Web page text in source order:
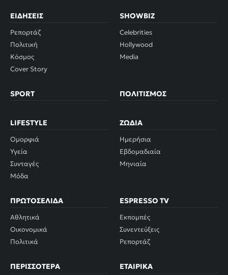
ΕΙΔΉΣΕΙΣ
Ρεπορτάζ
Πολιτική
Κόσμος
Cover Story
SHOWBIZ
Celebrities
Hollywood
Media
SPORT ΠΟΛΙΤΙΣΜΌΣ
LIFESTYLE
Ομορφιά
Υγεία
Συνταγές
Μόδα
ΖΏΔΙΑ
Ημερήσια
Εβδομαδιαία
Μηνιαία
ΠΡΩΤΟΣΈΛΙΔΑ
Αθλητικά
Οικονομικά
Πολιτικά
ESPRESSO TV
Εκπομπές
Συνεντεύξεις
Ρεπορτάζ
ΠΕΡΙΣΣΌΤΕΡΑ ΕΤΑΙΡΙΚΆ